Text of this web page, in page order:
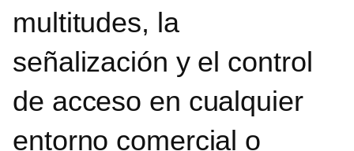
multitudes, la
señalización y el control
de acceso en cualquier
entorno comercial o